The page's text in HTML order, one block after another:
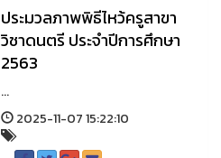
ประมวลภาพพิธีไหว้ครูสาขา
วิชาดนตรี ประจำปีการศึกษา
2563
...
2025-11-07 15:22:10